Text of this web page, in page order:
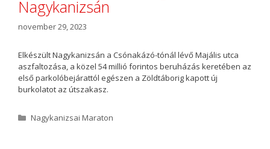
Nagykanizsán
november 29, 2023
Elkészült Nagykanizsán a Csónakázó-tónál lévő Majális utca
aszfaltozása, a közel 54 millió forintos beruházás keretében az
első parkolóbejárattól egészen a Zöldtáborig kapott új
burkolatot az útszakasz.
K
Nagykanizsai Maraton